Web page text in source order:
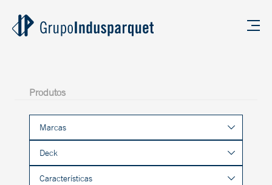
Produtos
Marcas
Deck
Características